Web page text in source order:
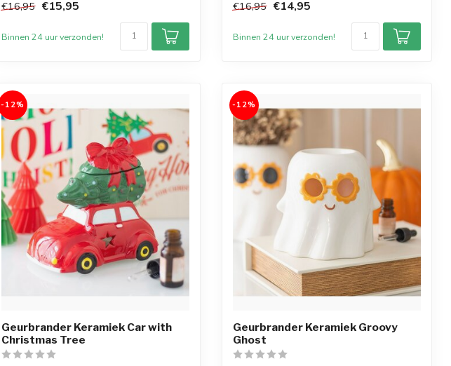
€16,95 €15,95
Binnen 24 uur verzonden!
€16,95 €14,95
Binnen 24 uur verzonden!
-12%
Geurbrander Keramiek Car with
Christmas Tree
-12%
Geurbrander Keramiek Groovy
Ghost